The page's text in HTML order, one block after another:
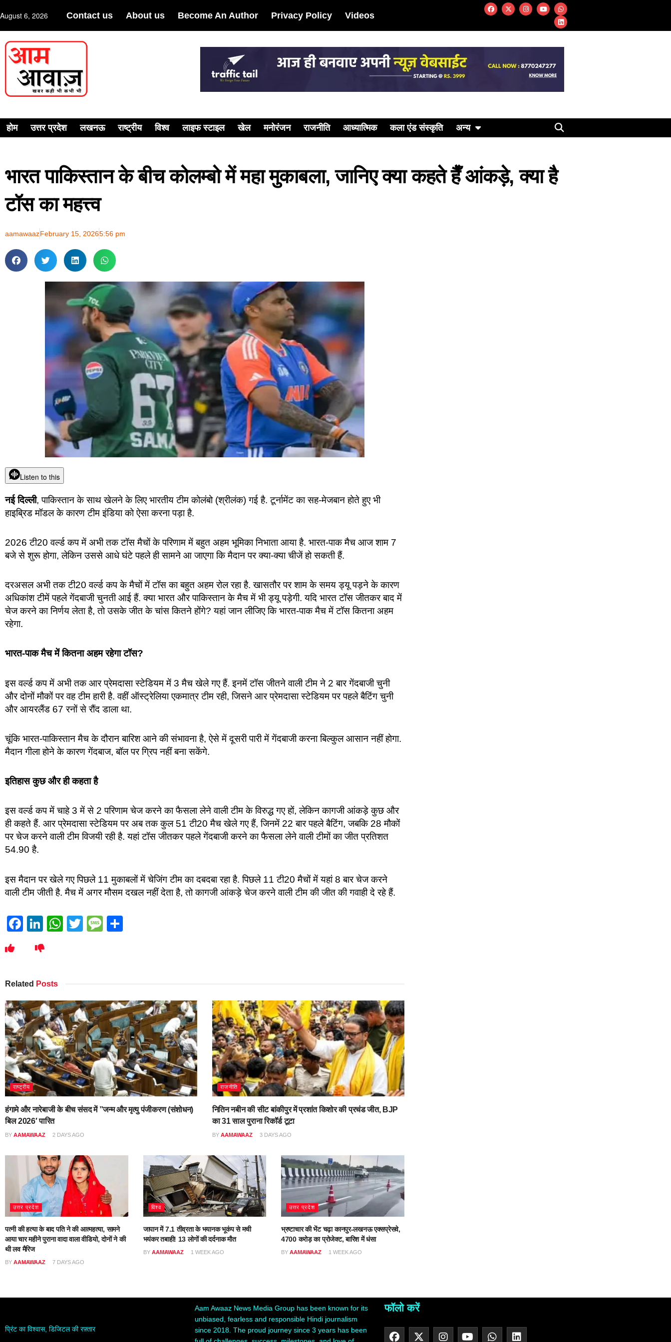
August 6, 2026 Contact us About us Become An Author Privacy Policy Videos
होम उत्तर प्रदेश लखनऊ राष्ट्रीय विश्व लाइफ स्टाइल खेल मनोरंजन राजनीति आध्यात्मिक कला एंड संस्कृति अन्य
भारत पाकिस्तान के बीच कोलम्बो में महा मुकाबला, जानिए क्या कहते हैँ आंकड़े, क्या है
टॉस का महत्त्व
aamawaazFebruary 15, 20265:56 pm
Listen to this
नई दिल्ली, पाकिस्तान के साथ खेलने के लिए भारतीय टीम कोलंबो (श्रीलंक) गई है. टूर्नामेंट का सह-मेजबान होते हुए भी
हाइब्रिड मॉडल के कारण टीम इंडिया को ऐसा करना पड़ा है.
2026 टी20 वर्ल्ड कप में अभी तक टॉस मैचों के परिणाम में बहुत अहम भूमिका निभाता आया है. भारत-पाक मैच आज शाम 7
बजे से शुरू होगा, लेकिन उससे आधे घंटे पहले ही सामने आ जाएगा कि मैदान पर क्या-क्या चीजें हो सकती हैं.
दरअसल अभी तक टी20 वर्ल्ड कप के मैचों में टॉस का बहुत अहम रोल रहा है. खासतौर पर शाम के समय ड्यू पड़ने के कारण
अधिकांश टीमें पहले गेंदबाजी चुनती आई हैं. क्या भारत और पाकिस्तान के मैच में भी ड्यू पड़ेगी. यदि भारत टॉस जीतकर बाद में
चेज करने का निर्णय लेता है, तो उसके जीत के चांस कितने होंगे? यहां जान लीजिए कि भारत-पाक मैच में टॉस कितना अहम
रहेगा.
भारत-पाक मैच में कितना अहम रहेगा टॉस?
इस वर्ल्ड कप में अभी तक आर प्रेमदासा स्टेडियम में 3 मैच खेले गए हैं. इनमें टॉस जीतने वाली टीम ने 2 बार गेंदबाजी चुनी
और दोनों मौकों पर वह टीम हारी है. वहीं ऑस्ट्रेलिया एकमात्र टीम रही, जिसने आर प्रेमदासा स्टेडियम पर पहले बैटिंग चुनी
और आयरलैंड 67 रनों से रौंद डाला था.
चूंकि भारत-पाकिस्तान मैच के दौरान बारिश आने की संभावना है, ऐसे में दूसरी पारी में गेंदबाजी करना बिल्कुल आसान नहीं होगा.
मैदान गीला होने के कारण गेंदबाज, बॉल पर ग्रिप नहीं बना सकेंगे.
इतिहास कुछ और ही कहता है
इस वर्ल्ड कप में चाहे 3 में से 2 परिणाम चेज करने का फैसला लेने वाली टीम के विरुद्ध गए हों, लेकिन कागजी आंकड़े कुछ और
ही कहते हैं. आर प्रेमदासा स्टेडियम पर अब तक कुल 51 टी20 मैच खेले गए हैं, जिनमें 22 बार पहले बैटिंग, जबकि 28 मौकों
पर चेज करने वाली टीम विजयी रही है. यहां टॉस जीतकर पहले गेंदबाजी करने का फैसला लेने वाली टीमों का जीत प्रतिशत
54.90 है.
इस मैदान पर खेले गए पिछले 11 मुकाबलों में चेजिंग टीम का दबदबा रहा है. पिछले 11 टी20 मैचों में यहां 8 बार चेज करने
वाली टीम जीती है. मैच में अगर मौसम दखल नहीं देता है, तो कागजी आंकड़े चेज करने वाली टीम की जीत की गवाही दे रहे हैं.
Facebook
LinkedIn
WhatsApp
TwitterMessage
Related Posts
राष्ट्रीय
हंगामे और नारेबाजी के बीच संसद में ”जन्म और मृत्यु पंजीकरण (संशोधन)
बिल 2026′ पारित
BY AAMAWAAZ 2 DAYS AGO
राजनीति
नितिन नबीन की सीट बांकीपुर में प्रशांत किशोर की प्रचंड जीत, BJP
का 31 साल पुराना रिकॉर्ड टूटा
BY AAMAWAAZ 3 DAYS AGO
उत्तर प्रदेश
पत्नी की हत्या के बाद पति ने की आत्महत्या, सामने
आया चार महीने पुराना वादा वाला वीडियो, दोनों ने की
थी लव मैरिज
BY AAMAWAAZ 7 DAYS AGO
विश्व
जापान में 7.1 तीव्रता के भयानक भूकंप से मची
भयंकर तबाही! 13 लोगों की दर्दनाक मौत
BY AAMAWAAZ 1 WEEK AGO
उत्तर प्रदेश
भ्रष्टाचार की भेंट चढ़ा कानपुर-लखनऊ एक्सप्रेसवे,
4700 करोड़ का प्रोजेक्ट, बारिश में धंसा
BY AAMAWAAZ 1 WEEK AGO
प्रिंट का विश्वास, डिजिटल की रफ़्तार
Aam Awaaz News Media Group has been known for its
unbiased, fearless and responsible Hindi journalism
since 2018. The proud journey since 3 years has been
फॉलो करें